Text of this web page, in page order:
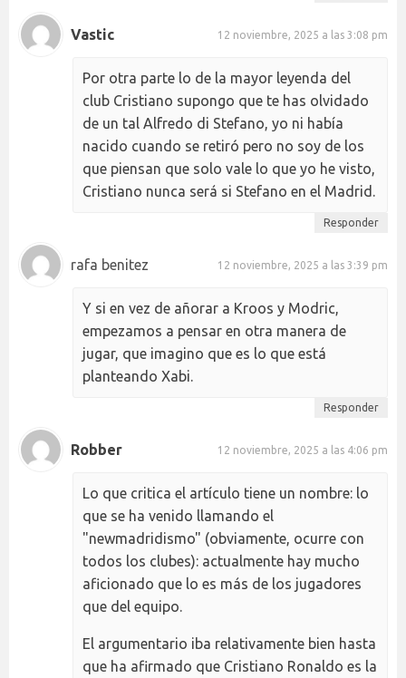
Vastic 12 noviembre, 2025 a las 3:08 pm
Por otra parte lo de la mayor leyenda del
club Cristiano supongo que te has olvidado
de un tal Alfredo di Stefano, yo ni había
nacido cuando se retiró pero no soy de los
que piensan que solo vale lo que yo he visto,
Cristiano nunca será si Stefano en el Madrid.
Responder
rafa benitez 12 noviembre, 2025 a las 3:39 pm
Y si en vez de añorar a Kroos y Modric,
empezamos a pensar en otra manera de
jugar, que imagino que es lo que está
planteando Xabi.
Responder
Robber 12 noviembre, 2025 a las 4:06 pm
Lo que critica el artículo tiene un nombre: lo
que se ha venido llamando el
"newmadridismo" (obviamente, ocurre con
todos los clubes): actualmente hay mucho
aficionado que lo es más de los jugadores
que del equipo.
El argumentario iba relativamente bien hasta
que ha afirmado que Cristiano Ronaldo es la